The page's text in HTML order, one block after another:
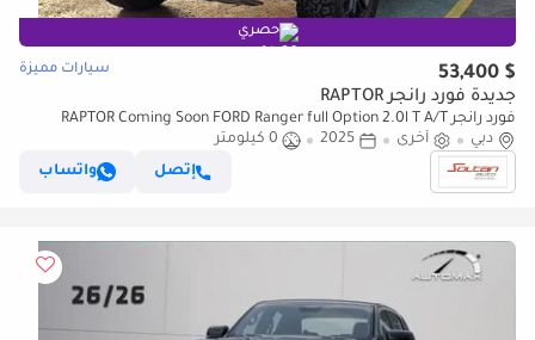
حصري
$ 53,400 سيارات مميزة
جديدة فورد رانجر RAPTOR
فورد رانجر RAPTOR Coming Soon FORD Ranger full Option 2.0l T A/T
DIESEL 2025 MODEL
دبي أخرى 2025
0 كيلومتر
إتصل
واتساب